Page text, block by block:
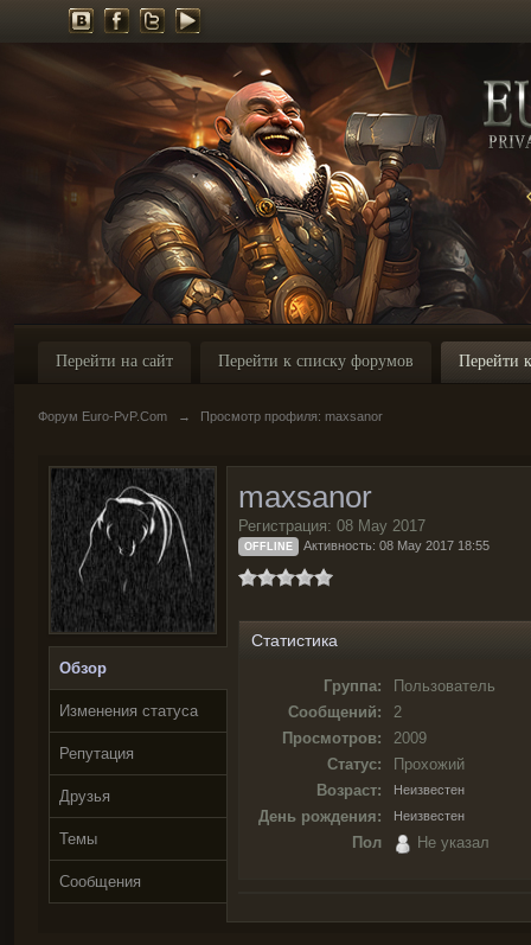
Перейти на сайт Перейти к списку форумов Перейти
Форум Euro-PvP.Com → Просмотр профиля: maxsanor
Обзор
Изменения статуса
Репутация
Друзья
Темы
Сообщения
maxsanor
Регистрация: 08 May 2017
OFFLINE Активность: 08 May 2017 18:55
Статистика
Группа:
Пользователь
Сообщений:
2
Просмотров:
2009
Статус:
Прохожий
Возраст:
Неизвестен
День рождения: Неизвестен
Пол Не указал